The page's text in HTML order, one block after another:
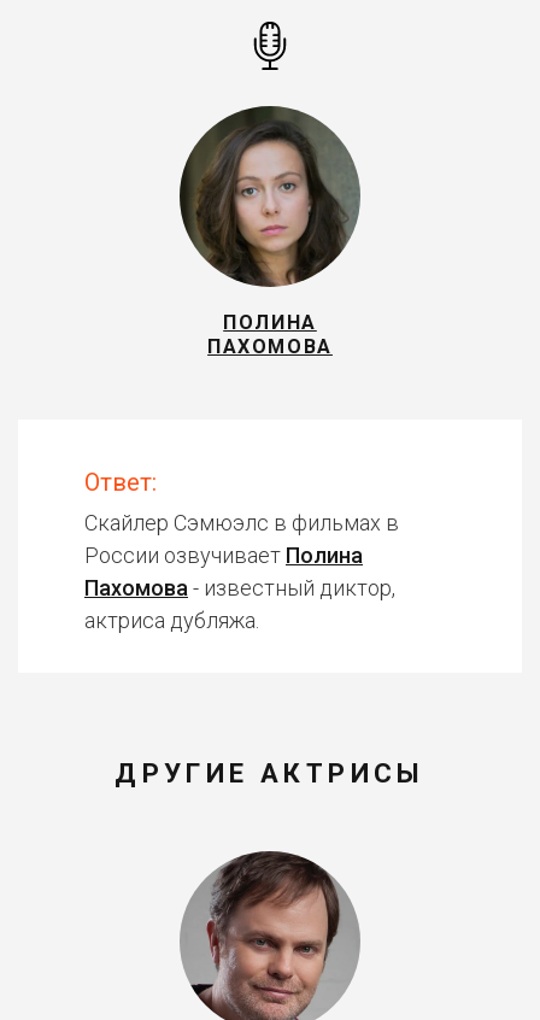
ПОЛИНА
ПАХОМОВА
Ответ:
Скайлер Сэмюэлс в фильмах в
России озвучивает Полина
Пахомова - известный диктор,
актриса дубляжа.
ДРУГИЕ АКТРИСЫ